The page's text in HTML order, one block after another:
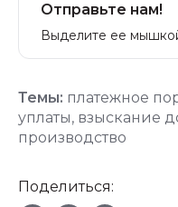
Отправьте нам!
Выделите ее
Темы: платежное
уплаты, взыскание
производство
Поделиться: